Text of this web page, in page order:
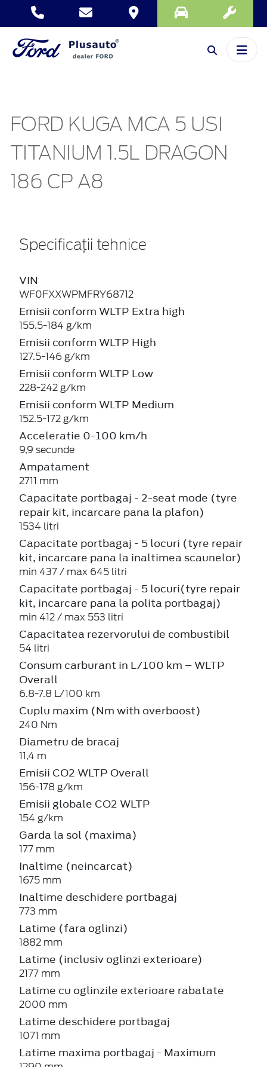
FORD KUGA MCA 5 USI
TITANIUM 1.5L DRAGON
186 CP A8
Specificații tehnice
VIN
WF0FXXWPMFRY68712
Emisii conform WLTP Extra high
155.5-184 g/km
Emisii conform WLTP High
127.5-146 g/km
Emisii conform WLTP Low
228-242 g/km
Emisii conform WLTP Medium
152.5-172 g/km
Acceleratie 0-100 km/h
9,9 secunde
Ampatament
2711 mm
Capacitate portbagaj - 2-seat mode (tyre
repair kit, incarcare pana la plafon)
1534 litri
Capacitate portbagaj - 5 locuri (tyre repair
kit, incarcare pana la inaltimea scaunelor)
min 437 / max 645 litri
Capacitate portbagaj - 5 locuri(tyre repair
kit, incarcare pana la polita portbagaj)
min 412 / max 553 litri
Capacitatea rezervorului de combustibil
54 litri
Consum carburant in L/100 km – WLTP
Overall
6.8-7.8 L/100 km
Cuplu maxim (Nm with overboost)
240 Nm
Diametru de bracaj
11,4 m
Emisii CO2 WLTP Overall
156-178 g/km
Emisii globale CO2 WLTP
154 g/km
Garda la sol (maxima)
177 mm
Inaltime (neincarcat)
1675 mm
Inaltime deschidere portbagaj
773 mm
Latime (fara oglinzi)
1882 mm
Latime (inclusiv oglinzi exterioare)
2177 mm
Latime cu oglinzile exterioare rabatate
2000 mm
Latime deschidere portbagaj
1071 mm
Latime maxima portbagaj - Maximum